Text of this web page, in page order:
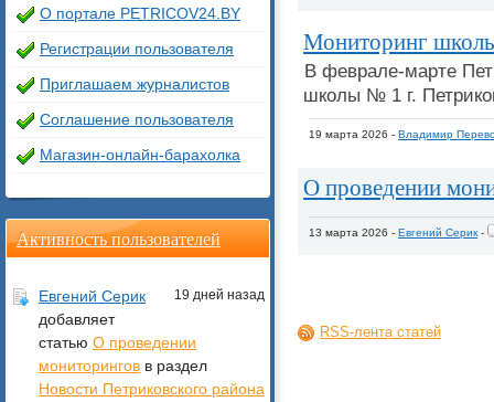
Мониторинг
В феврале-марте
школы № 1 г.
19 марта 2026 - Владимир
О проведении
13 марта 2026 - Евгений Серик -
RSS-лента статей
О портале PETRICOV24.BY
Регистрации пользователя
Приглашаем журналистов
Соглашение пользователя
Магазин-онлайн-барахолка
Активность пользователей
19 дней назад
Евгений Серик
добавляет
статью О проведении
мониторингов в раздел
Новости Петриковского района